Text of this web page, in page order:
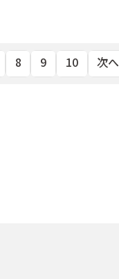
8 9 10 次へ